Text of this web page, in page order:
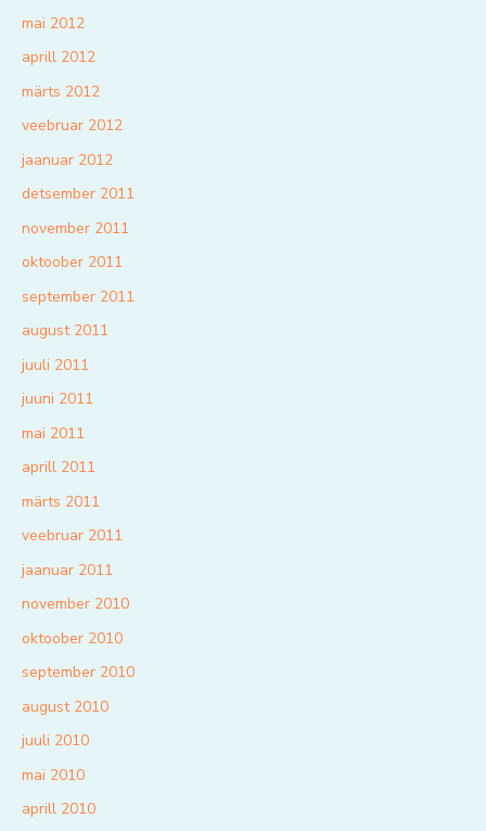
mai 2012
aprill 2012
märts 2012
veebruar 2012
jaanuar 2012
detsember 2011
november 2011
oktoober 2011
september 2011
august 2011
juuli 2011
juuni 2011
mai 2011
aprill 2011
märts 2011
veebruar 2011
jaanuar 2011
november 2010
oktoober 2010
september 2010
august 2010
juuli 2010
mai 2010
aprill 2010